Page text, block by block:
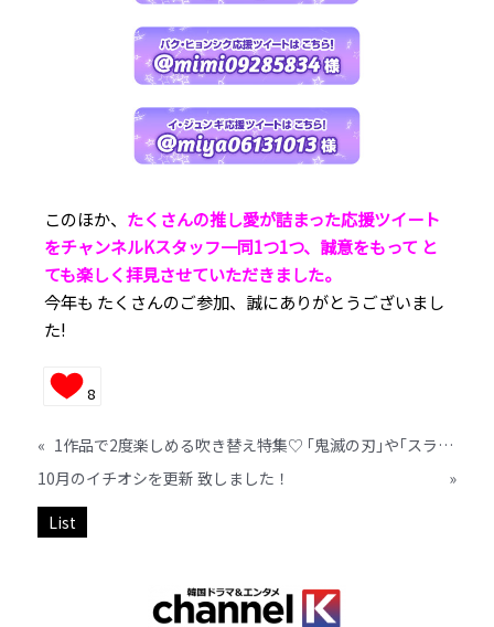
このほか、 たくさんの推し愛が詰まった応援ツイート
をチャンネルKスタッフ一同1つ1つ、誠意をもって と
ても楽しく拝見させていただきました。
今年も たくさんのご参加、誠にありがとうございまし
た!
8
«
1作品で2度楽しめる吹き替え特集♡ ｢鬼滅の刃｣や｢スラムダンク｣声優も!?
10月のイチオシを更新 致しました！
»
List